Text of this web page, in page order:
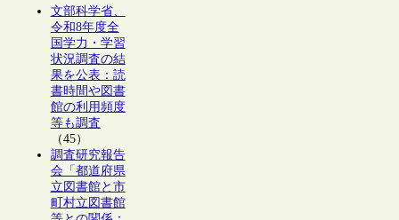
文部科学省、
令和8年度全
国学力・学習
状況調査の結
果を公表：読
書時間や図書
館の利用頻度
等も調査
（45）
調査研究報告
会「都道府県
立図書館と市
町村立図書館